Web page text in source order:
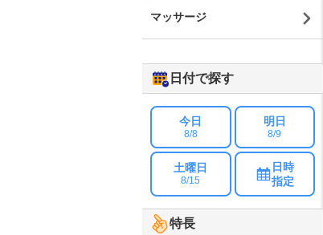
マッサージ
日付で探す
今日
8/8
明日
8/9
土曜日
8/15
日時
指定
特長